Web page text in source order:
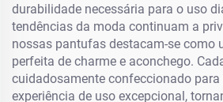
durabilidade necessária para o uso
tendências da moda continuam a
nossas pantufas destacam-se como
perfeita de charme e aconchego.
cuidadosamente confeccionado
experiência de uso excepcional,